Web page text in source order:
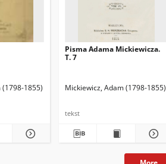
Józef (1838-1926). Przedm.
1855)
Pisma Adama Mickiewicza.
T. 7
Mickiewicz, Adam (1798-1855)
tekst